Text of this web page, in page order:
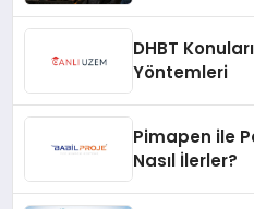
DHBT
Yöntemleri
Pimapen ile
Nasıl İlerler?